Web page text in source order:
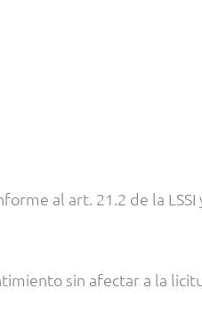
al art. 21.2 de la LSSI
sin afectar a la